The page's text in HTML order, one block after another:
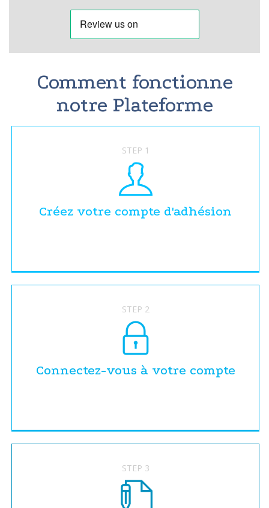
Comment fonctionne
notre Plateforme
STEP 1
Créez votre compte d'adhésion
STEP 2
Connectez-vous à votre compte
STEP 3